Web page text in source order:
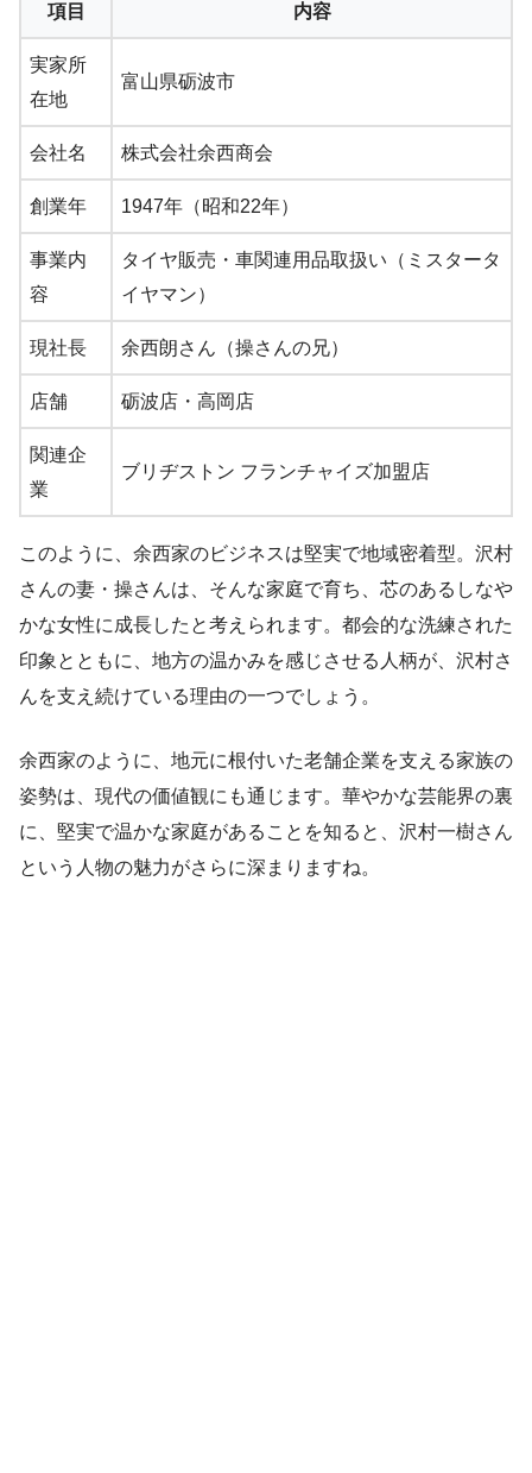
項目 内容
実家所
在地
富山県砺波市
会社名 株式会社余西商会
創業年 1947年（昭和22年）
事業内
容
タイヤ販売・車関連用品取扱い（ミスタータ
イヤマン）
現社長 余西朗さん（操さんの兄）
店舗 砺波店・高岡店
関連企
業
ブリヂストン フランチャイズ加盟店
このように、余西家のビジネスは堅実で地域密着型。沢村
さんの妻・操さんは、そんな家庭で育ち、芯のあるしなや
かな女性に成長したと考えられます。都会的な洗練された
印象とともに、地方の温かみを感じさせる人柄が、沢村さ
んを支え続けている理由の一つでしょう。
余西家のように、地元に根付いた老舗企業を支える家族の
姿勢は、現代の価値観にも通じます。華やかな芸能界の裏
に、堅実で温かな家庭があることを知ると、沢村一樹さん
という人物の魅力がさらに深まりますね。